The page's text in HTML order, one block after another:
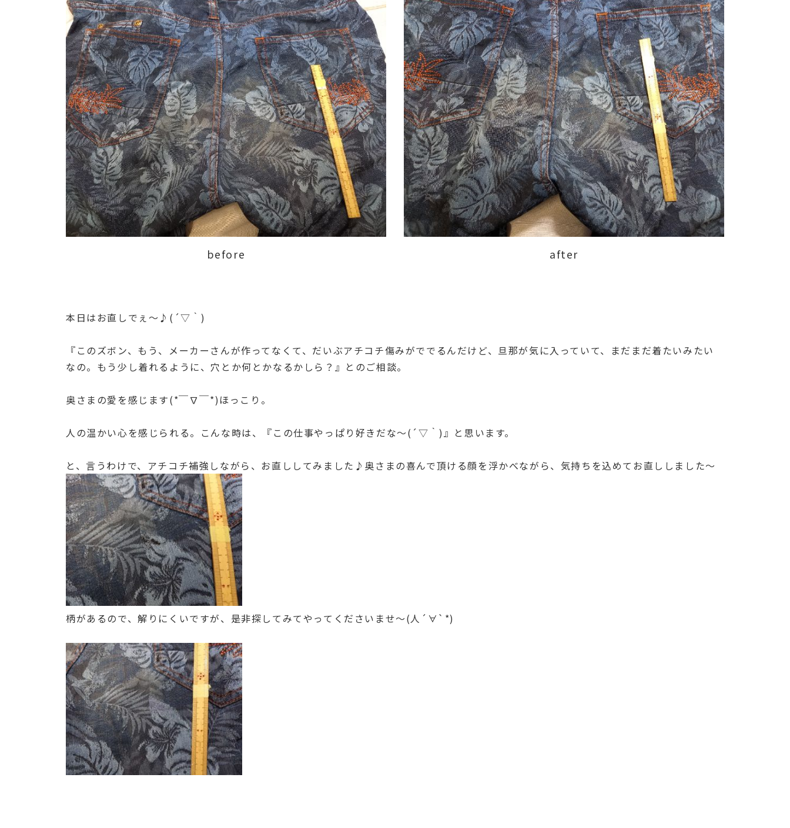
before after
本日はお直しでぇ～♪(´▽｀)
『このズボン、もう、メーカーさんが作ってなくて、だいぶアチコチ傷みがででるんだけど、旦那が気に入っていて、まだまだ着たいみたい
なの。もう少し着れるように、穴とか何とかなるかしら？』とのご相談。
奥さまの愛を感じます(*￣∇￣*)ほっこり。
人の温かい心を感じられる。こんな時は、『この仕事やっぱり好きだな～(´▽｀)』と思います。
と、言うわけで、アチコチ補強しながら、お直ししてみました♪奥さまの喜んで頂ける顔を浮かべながら、気持ちを込めてお直ししました～
柄があるので、解りにくいですが、是非探してみてやってくださいませ～(人´∀`*)